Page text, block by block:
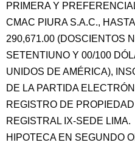
PRIMERA Y
CMAC PIURA S.A.C.,
290,671.00 (DOSCIENTOS
SETENTIUNO Y 00/100
UNIDOS DE AMÉRICA),
DE LA PARTIDA
REGISTRO DE
REGISTRAL IX-SEDE LIMA.
HIPOTECA EN SEGUNDO